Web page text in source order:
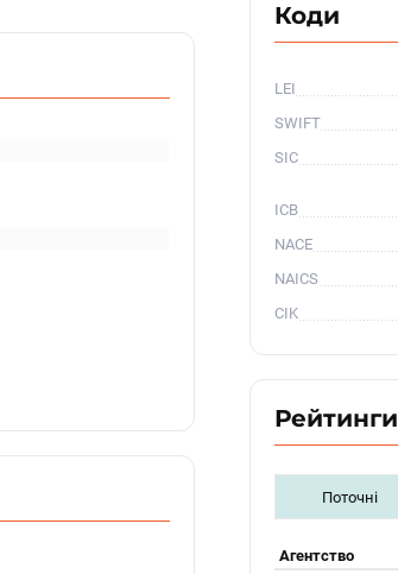
Коди
LEI
SWIFT
SIC
ICB
NACE
NAICS
CIK
Рейтинги
Поточні
Агентство